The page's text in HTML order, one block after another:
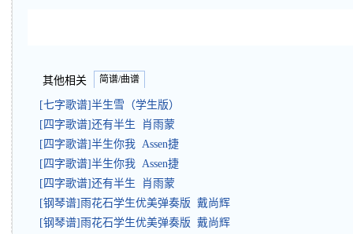
其他相关 简谱/曲谱
[七字歌谱]半生雪（学生版）
[四字歌谱]还有半生 肖雨蒙
[四字歌谱]半生你我 Assen捷
[四字歌谱]半生你我 Assen捷
[四字歌谱]还有半生 肖雨蒙
[钢琴谱]雨花石学生优美弹奏版 戴尚辉
[钢琴谱]雨花石学生优美弹奏版 戴尚辉